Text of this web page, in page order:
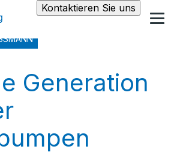
Kontaktieren Sie uns
Generation